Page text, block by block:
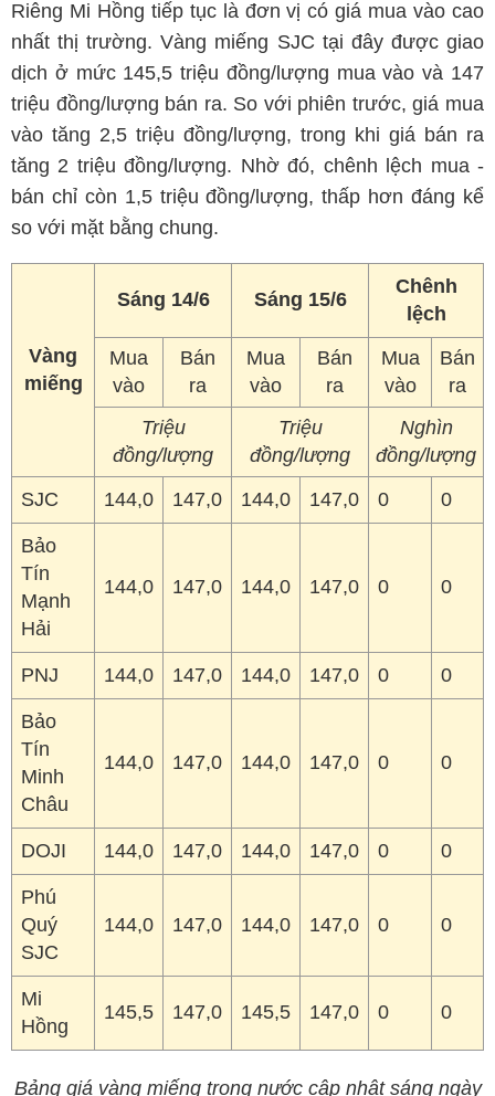
Riêng Mi Hồng tiếp tục là đơn vị có giá mua vào cao
nhất thị trường. Vàng miếng SJC tại đây được giao
dịch ở mức 145,5 triệu đồng/lượng mua vào và 147
triệu đồng/lượng bán ra. So với phiên trước, giá mua
vào tăng 2,5 triệu đồng/lượng, trong khi giá bán ra
tăng 2 triệu đồng/lượng. Nhờ đó, chênh lệch mua -
bán chỉ còn 1,5 triệu đồng/lượng, thấp hơn đáng kể
so với mặt bằng chung.
Vàng
miếng
Sáng 14/6 Sáng 15/6
Chênh
lệch
Mua
vào
Bán
ra
Mua
vào
Bán
ra
Mua
vào
Bán
ra
Triệu
đồng/lượng
Triệu
đồng/lượng
Nghìn
đồng/lượng
SJC
144,0 147,0 144,0 147,0 0 0
Bảo
Tín
Mạnh
Hải
144,0 147,0 144,0 147,0 0 0
PNJ 144,0 147,0 144,0 147,0 0 0
Bảo
Tín
Minh
Châu
144,0 147,0 144,0 147,0 0 0
DOJI 144,0 147,0 144,0 147,0 0 0
Phú
Quý
SJC
144,0 147,0 144,0 147,0 0 0
Mi
Hồng
145,5 147,0 145,5 147,0 0 0
Bảng giá vàng miếng trong nước cập nhật sáng ngày